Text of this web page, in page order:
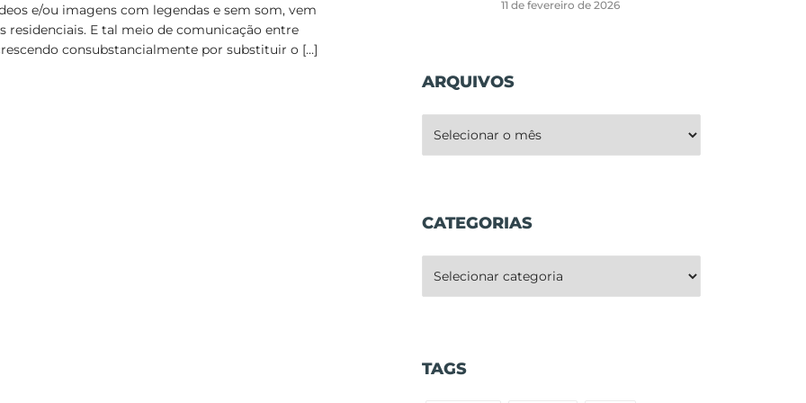
e/ou imagens com legendas e sem som, vem
E tal meio de comunicação entre
consubstancialmente por substituir o […]
11 de fevereiro de 2026
ARQUIVOS
CATEGORIAS
TAGS